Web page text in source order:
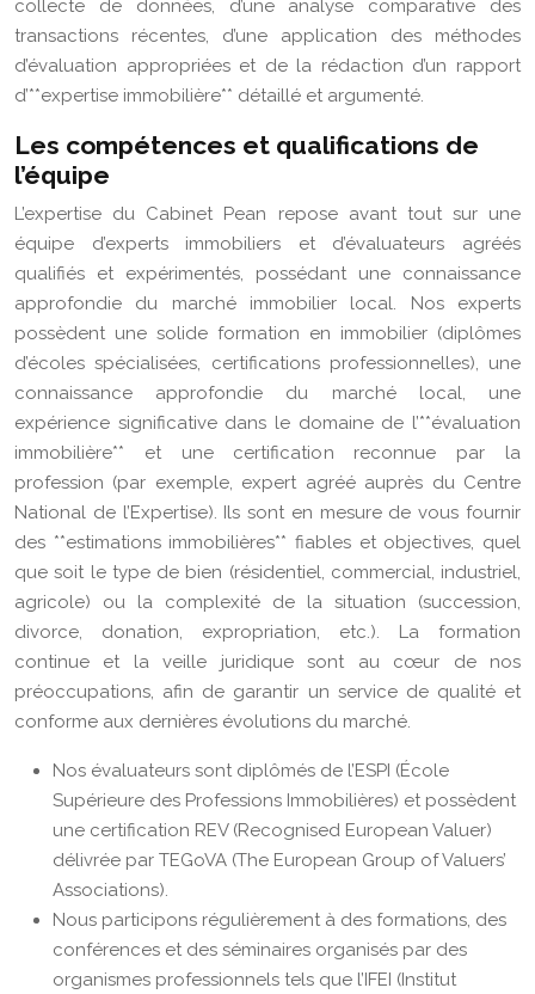
collecte de données, d’une analyse comparative des
transactions récentes, d’une application des méthodes
d’évaluation appropriées et de la rédaction d’un rapport
d’**expertise immobilière** détaillé et argumenté.
Les compétences et qualifications de
l’équipe
L’expertise du Cabinet Pean repose avant tout sur une
équipe d’experts immobiliers et d’évaluateurs agréés
qualifiés et expérimentés, possédant une connaissance
approfondie du marché immobilier local. Nos experts
possèdent une solide formation en immobilier (diplômes
d’écoles spécialisées, certifications professionnelles), une
connaissance approfondie du marché local, une
expérience significative dans le domaine de l’**évaluation
immobilière** et une certification reconnue par la
profession (par exemple, expert agréé auprès du Centre
National de l’Expertise). Ils sont en mesure de vous fournir
des **estimations immobilières** fiables et objectives, quel
que soit le type de bien (résidentiel, commercial, industriel,
agricole) ou la complexité de la situation (succession,
divorce, donation, expropriation, etc.). La formation
continue et la veille juridique sont au cœur de nos
préoccupations, afin de garantir un service de qualité et
conforme aux dernières évolutions du marché.
Nos évaluateurs sont diplômés de l’ESPI (École
Supérieure des Professions Immobilières) et possèdent
une certification REV (Recognised European Valuer)
délivrée par TEGoVA (The European Group of Valuers’
Associations).
Nous participons régulièrement à des formations, des
conférences et des séminaires organisés par des
organismes professionnels tels que l’IFEI (Institut